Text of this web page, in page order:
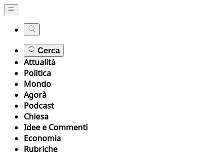
Cerca
Attualità
Politica
Mondo
Agorà
Podcast
Chiesa
Idee e Commenti
Economia
Rubriche